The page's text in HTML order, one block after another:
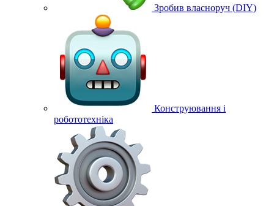
Зробив власноруч (DIY)
Конструювання і
робототехніка